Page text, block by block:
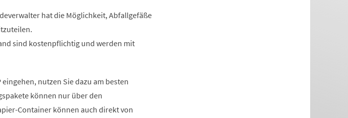
hat die Möglichkeit, Abfallgefäße
sind kostenpflichtig und werden mit
nutzen Sie dazu am besten
können nur über den
Container können auch direkt von